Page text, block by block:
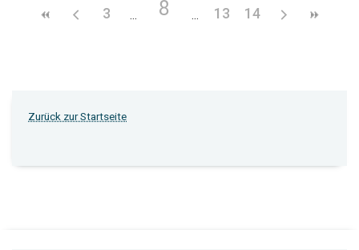
3 8 13 14
Zurück zur Startseite